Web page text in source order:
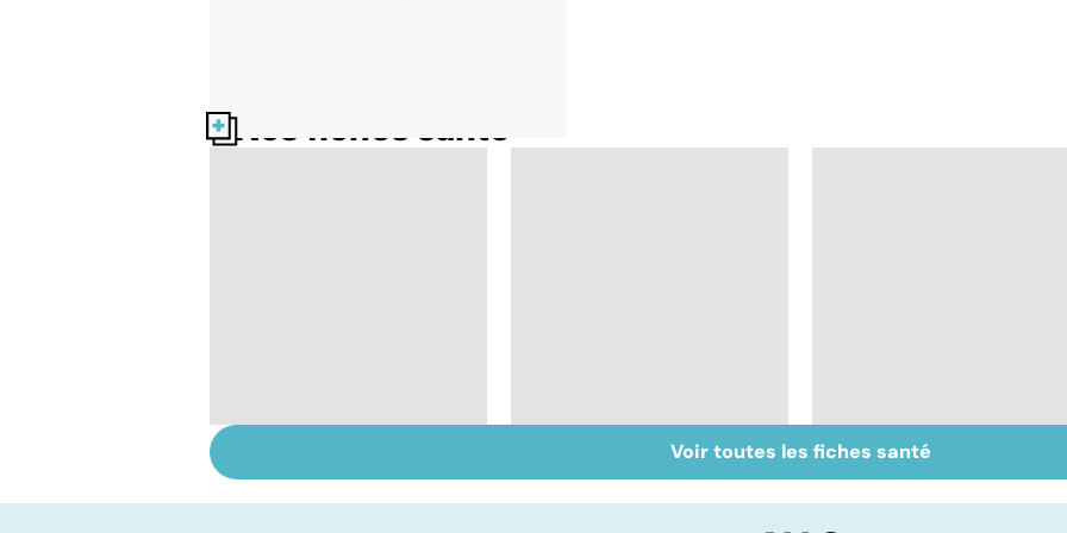
Nos fiches santé
et PMA, des liens
Le sperme : son
odeur, sa couleur, sa
Faire du sport à
domicile, c'est facile
Voir toutes les fiches santé